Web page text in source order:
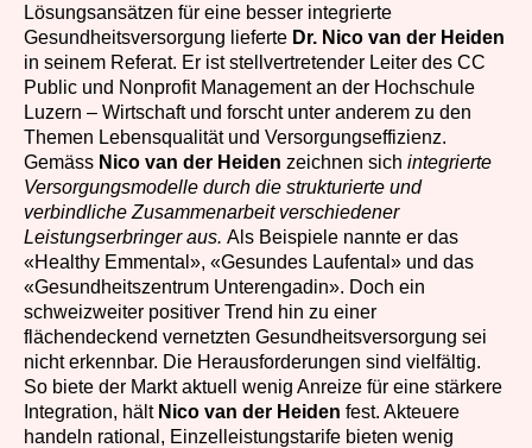
Lösungsansätzen für eine besser integrierte
Gesundheitsversorgung lieferte Dr. Nico van der Heiden
in seinem Referat. Er ist stellvertretender Leiter des CC
Public und Nonprofit Management an der Hochschule
Luzern – Wirtschaft und forscht unter anderem zu den
Themen Lebensqualität und Versorgungseffizienz.
Gemäss Nico van der Heiden zeichnen sichintegrierte
Versorgungsmodelle durch die strukturierte und
verbindliche Zusammenarbeit verschiedener
Leistungserbringer aus.Als Beispiele nannte er das
«Healthy Emmental», «Gesundes Laufental» und das
«Gesundheitszentrum Unterengadin». Doch ein
schweizweiter positiver Trend hin zu einer
flächendeckend vernetzten Gesundheitsversorgung sei
nicht erkennbar. Die Herausforderungen sind vielfältig.
So biete der Markt aktuell wenig Anreize für eine stärkere
Integration, hält Nico van der Heiden fest. Akteuere
handeln rational, Einzelleistungstarife bieten wenig